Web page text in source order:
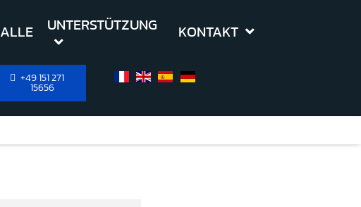
ALLE UNTERSTÜTZUNG KONTAKT
+49 151 271
15656